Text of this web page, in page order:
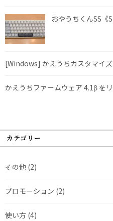
おやうちくんSS《
[Windows] かえうちカスタマイ
かえうちファームウェア 4.1β を
カテゴリー
その他 (2)
プロモーション (2)
使い方 (4)